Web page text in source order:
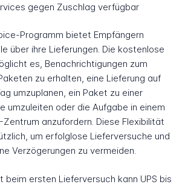
gegen Zuschlag verfügbar
Programm bietet Empfängern
über ihre Lieferungen. Die kostenlose
es, Benachrichtigungen zum
zu erhalten, eine Lieferung auf
umzuplanen, ein Paket zu einer
umzuleiten oder die Aufgabe in einem
Zentrum anzufordern. Diese Flexibilität
um erfolglose Lieferversuche und
Verzögerungen zu vermeiden.
beim ersten Lieferversuch kann UPS bis